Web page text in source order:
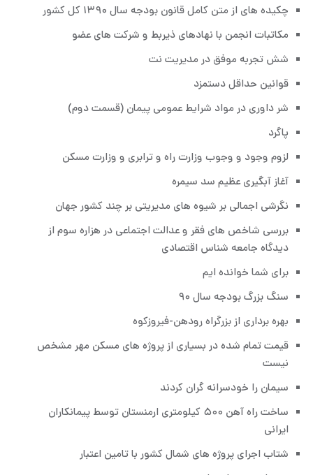
چکیده های از متن کامل قانون بودجه سال ۱۳۹۰ کل کشور
مکاتبات انجمن با نهادهای ذیربط و شرکت های عضو
شش تجربه موفق در مدیریت نت
قوانین حداقل دستمزد
شر داوری در مواد شرایط عمومی پیمان (قسمت دوم)
پاگرد
لزوم وجود و وجوب وزارت راه و ترابری و وزارت مسکن
آغاز آبگیری عظیم سد سیمره
نگرشی اجمالی بر شیوه های مدیریتی بر چند کشور جهان
بررسی شاخص های فقر و عدالت اجتماعی در هزاره سوم از
دیدگاه جامعه شناس اقتصادی
برای شما خوانده ایم
سنگ بزرگ بودجه سال ۹۰
بهره برداری از بزرگراه رودهن-فیروزکوه
قیمت تمام شده در بسیاری از پروژه های مسکن مهر مشخص
نیست
سیمان را خودسرانه گران کردند
ساخت راه آهن ۵۰۰ کیلومتری ارمنستان توسط پیمانکاران
ایرانی
شتاب اجرای پروژه های شمال کشور با تامین اعتبار